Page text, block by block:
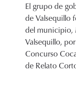
El grupo de
de Valsequillo
del municipio,
Valsequillo,
Concurso
de Relato